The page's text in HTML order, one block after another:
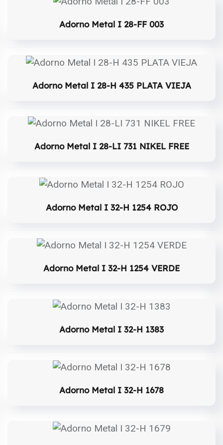
Adorno Metal I 28-FF 003
Adorno Metal I 28-H 435 PLATA VIEJA
Adorno Metal I 28-LI 731 NIKEL FREE
Adorno Metal I 32-H 1254 ROJO
Adorno Metal I 32-H 1254 VERDE
Adorno Metal I 32-H 1383
Adorno Metal I 32-H 1678